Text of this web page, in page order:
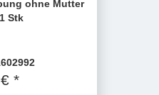
ohne Mutter
Stk
*